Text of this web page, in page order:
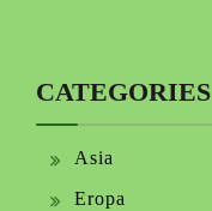
CATEGORIES
Asia
Eropa